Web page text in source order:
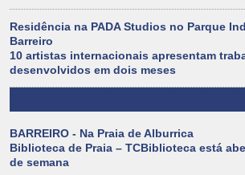
Residência na PADA Studios no Parque
Barreiro
10 artistas internacionais apresentam
desenvolvidos em dois meses
BARREIRO - Na Praia de Alburrica
Biblioteca de Praia – TCBiblioteca está
de semana